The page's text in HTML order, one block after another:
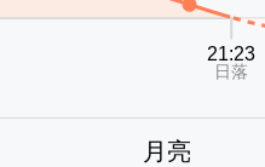
月亮